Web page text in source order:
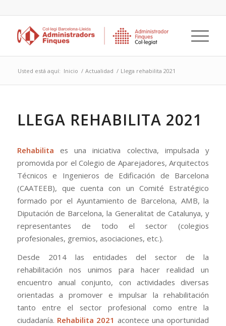
Usted está aquí: Inicio / Actualidad / Llega rehabilita 2021
LLEGA REHABILITA 2021
Rehabilita es una iniciativa colectiva, impulsada y
promovida por el Colegio de Aparejadores, Arquitectos
Técnicos e Ingenieros de Edificación de Barcelona
(CAATEEB), que cuenta con un Comité Estratégico
formado por el Ayuntamiento de Barcelona, AMB, la
Diputación de Barcelona, la Generalitat de Catalunya, y
representantes de todo el sector (colegios
profesionales, gremios, asociaciones, etc.).
Desde 2014 las entidades del sector de la
rehabilitación nos unimos para hacer realidad un
encuentro anual conjunto, con actividades diversas
orientadas a promover e impulsar la rehabilitación
tanto entre el sector profesional como entre la
ciudadanía. Rehabilita 2021 acontece una oportunidad